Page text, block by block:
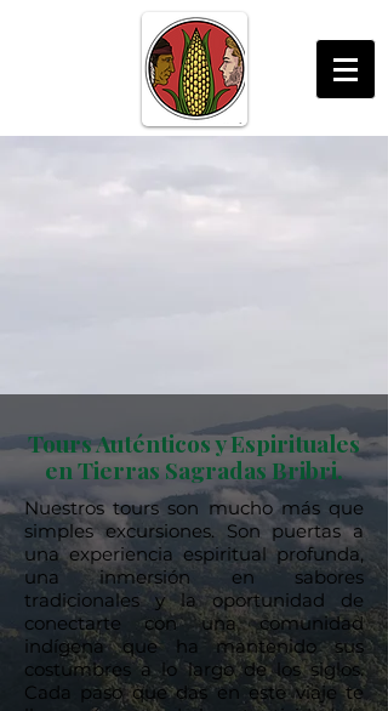
Tours Auténticos y Espirituales
en Tierras Sagradas Bribri.
Nuestros tours son mucho más que
simples excursiones. Son puertas a
una experiencia espiritual profunda,
una inmersión en sabores
tradicionales y la oportunidad de
conectarte con una comunidad
indígena que ha mantenido sus
costumbres a lo largo de los siglos.
Cada paso que das en este viaje te